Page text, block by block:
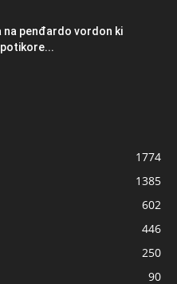
na penđardo vordon ki
1774
1385
602
446
250
90